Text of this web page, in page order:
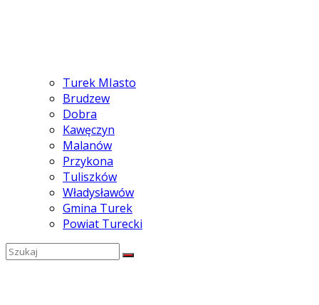
Turek MIasto
Brudzew
Dobra
Kawęczyn
Malanów
Przykona
Tuliszków
Władysławów
Gmina Turek
Powiat Turecki